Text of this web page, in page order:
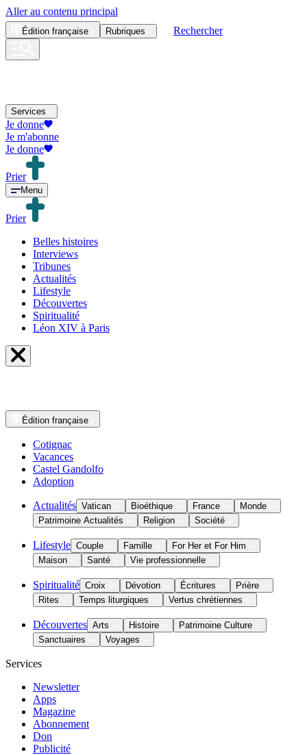
Aller au contenu principal
Édition française Rubriques Rechercher
Services
Je donne
Je m'abonne
Je donne
Prier
Menu
Prier
Belles histoires
Interviews
Tribunes
Actualités
Lifestyle
Découvertes
Spiritualité
Léon XIV à Paris
Édition française
Cotignac
Vacances
Castel Gandolfo
Adoption
Actualités Vatican Bioéthique France
Monde
Patrimoine Actualités
Religion Société
Lifestyle Couple Famille
For Her et For Him
Maison
Santé Vie professionnelle
Spiritualité Croix Dévotion Écritures
Prière
Rites
Temps liturgiques Vertus chrétiennes
Découvertes Arts Histoire
Patrimoine Culture
Sanctuaires
Voyages
Services
Newsletter
Apps
Magazine
Abonnement
Don
Publicité